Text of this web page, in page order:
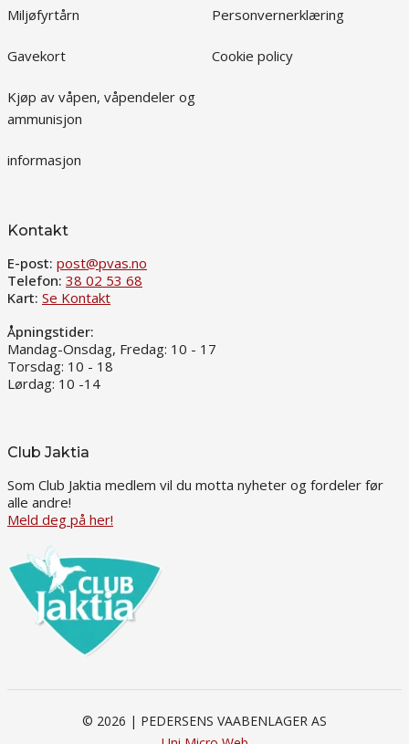
Miljøfyrtårn
Gavekort
Kjøp av våpen, våpendeler og
ammunisjon
informasjon
Personvernerklæring
Cookie policy
Kontakt
E-post: post@pvas.no
Telefon: 38 02 53 68
Kart: Se Kontakt
Åpningstider:
Mandag-Onsdag, Fredag: 10 - 17
Torsdag: 10 - 18
Lørdag: 10 -14
Club Jaktia
Som Club Jaktia medlem vil du motta nyheter og fordeler før
alle andre!
Meld deg på her!
© 2026 | PEDERSENS VAABENLAGER AS